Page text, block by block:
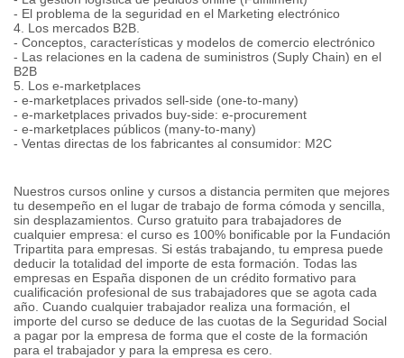
- El problema de la seguridad en el Marketing electrónico
4. Los mercados B2B.
- Conceptos, características y modelos de comercio electrónico
- Las relaciones en la cadena de suministros (Suply Chain) en el
B2B
5. Los e-marketplaces
- e-marketplaces privados sell-side (one-to-many)
- e-marketplaces privados buy-side: e-procurement
- e-marketplaces públicos (many-to-many)
- Ventas directas de los fabricantes al consumidor: M2C
Nuestros cursos online y cursos a distancia permiten que mejores
tu desempeño en el lugar de trabajo de forma cómoda y sencilla,
sin desplazamientos. Curso gratuito para trabajadores de
cualquier empresa: el curso es 100% bonificable por la Fundación
Tripartita para empresas. Si estás trabajando, tu empresa puede
deducir la totalidad del importe de esta formación. Todas las
empresas en España disponen de un crédito formativo para
cualificación profesional de sus trabajadores que se agota cada
año. Cuando cualquier trabajador realiza una formación, el
importe del curso se deduce de las cuotas de la Seguridad Social
a pagar por la empresa de forma que el coste de la formación
para el trabajador y para la empresa es cero.